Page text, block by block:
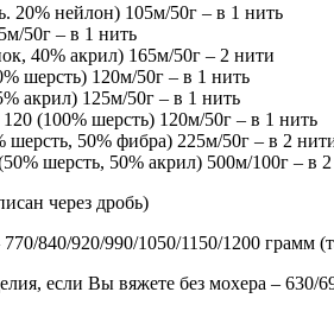
20% нейлон) 105м/50г – в 1 нить
м/50г – в 1 нить
40% акрил) 165м/50г – 2 нити
шерсть) 120м/50г – в 1 нить
акрил) 125м/50г – в 1 нить
120 (100% шерсть) 120м/50г – в 1 нить
шерсть, 50% фибра) 225м/50г – в 2
шерсть, 50% акрил) 500м/100г – в 2
через дробь)
770/840/920/990/1050/1150/1200 грамм
если Вы вяжете без мохера – 630/